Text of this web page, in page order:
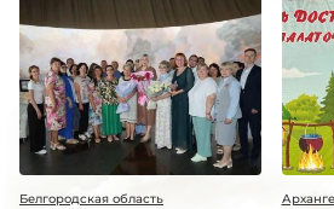
Белгородская область